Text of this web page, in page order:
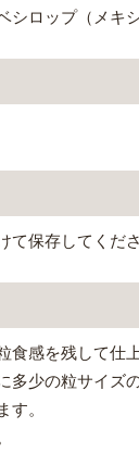
シロップ（メキ
て保存してくださ
食感を残して仕
多少の粒サイズ
す。